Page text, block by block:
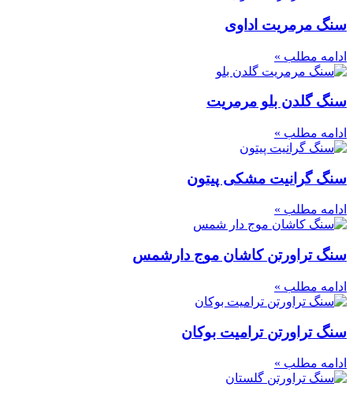
سنگ مرمریت اداوی
ادامه مطلب »
سنگ گلدن بلو مرمریت
ادامه مطلب »
سنگ گرانیت مشکی پیتون
ادامه مطلب »
سنگ تراورتن کاشان موج دارشمس
ادامه مطلب »
سنگ تراورتن ترامیت بوکان
ادامه مطلب »